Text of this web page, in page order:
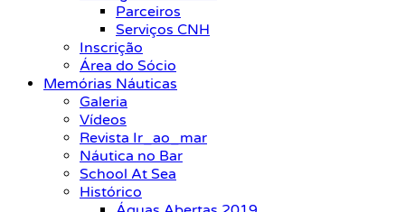
Parceiros
Serviços CNH
Inscrição
Área do Sócio
Memórias Náuticas
Galeria
Vídeos
Revista Ir_ao_mar
Náutica no Bar
School At Sea
Histórico